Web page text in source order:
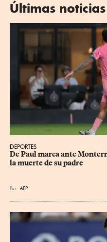
Últimas noticias
DEPORTES
De Paul marca ante
la muerte de su padre
Por AFP